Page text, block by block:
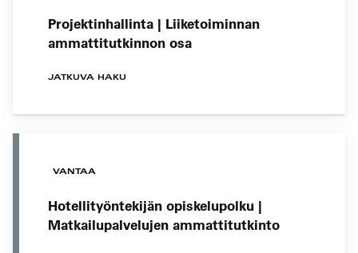
Projektinhallinta | Liiketoiminnan
ammattitutkinnon osa
JATKUVA HAKU
VANTAA
Hotellityöntekijän opiskelupolku |
Matkailupalvelujen ammattitutkinto